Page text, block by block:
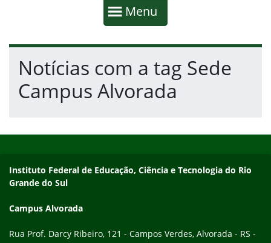
Mostrar
Menu
Fim da navegação
Início do conteúdo
Notícias com a tag Sede
Campus Alvorada
Endereço
Instituto Federal de Educação, Ciência e Tecnologia do Rio
Grande do Sul
Campus Alvorada
Rua Prof. Darcy Ribeiro, 121 - Campos Verdes, Alvorada - RS -